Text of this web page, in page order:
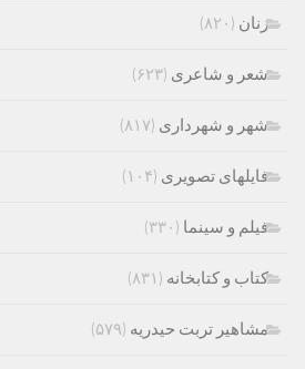
زنان (۸۲۰)
شعر و شاعری (۶۲۳)
شهر و شهرداری (۸۱۷)
فایلهای تصویری (۱۰۴)
فیلم و سینما (۳۳۰)
کتاب و کتابخانه (۸۳۱)
مشاهیر تربت حیدریه (۵۷۹)